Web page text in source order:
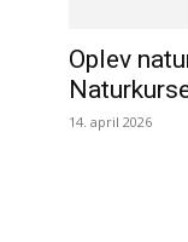
Oplev
14. april 2026